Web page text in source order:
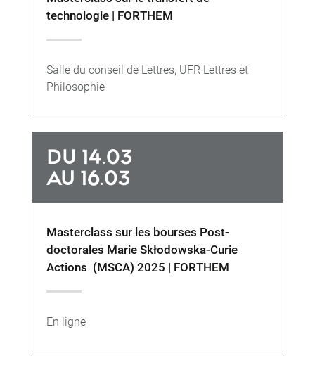
technologie | FORTHEM
Salle du conseil de Lettres, UFR Lettres et
Philosophie
DU 14.03
AU 16.03
Masterclass sur les bourses Post-
doctorales Marie Skłodowska-Curie
Actions (MSCA) 2025 | FORTHEM
En ligne